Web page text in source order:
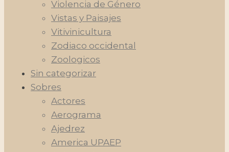
Violencia de Género
Vistas y Paisajes
Vitivinicultura
Zodiaco occidental
Zoologicos
Sin categorizar
Sobres
Actores
Aerograma
Ajedrez
America UPAEP